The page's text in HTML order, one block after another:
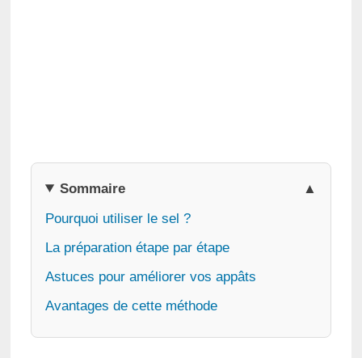
Sommaire
Pourquoi utiliser le sel ?
La préparation étape par étape
Astuces pour améliorer vos appâts
Avantages de cette méthode